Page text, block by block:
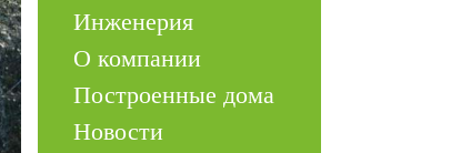
Инженерия
О компании
Построенные дома
Новости